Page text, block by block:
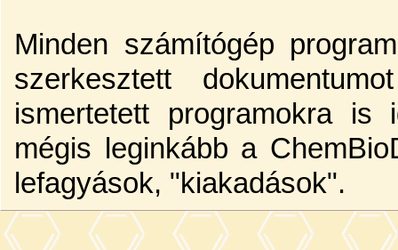
Minden számítógép
szerkesztett
ismertetett programokra
mégis leginkább a
lefagyások, "kiakadások".